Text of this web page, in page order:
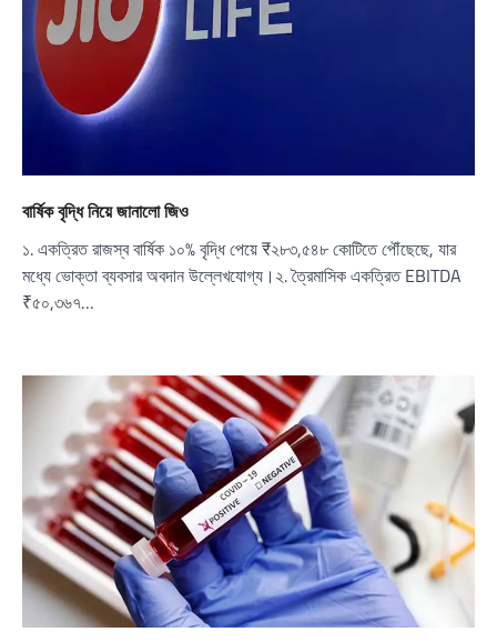
বার্ষিক বৃদ্ধি নিয়ে জানালো জিও
১. একত্রিত রাজস্ব বার্ষিক ১০% বৃদ্ধি পেয়ে ₹২৮৩,৫৪৮ কোটিতে পৌঁছেছে, যার
মধ্যে ভোক্তা ব্যবসার অবদান উল্লেখযোগ্য।২. ত্রৈমাসিক একত্রিত EBITDA
₹৫০,৩৬৭…